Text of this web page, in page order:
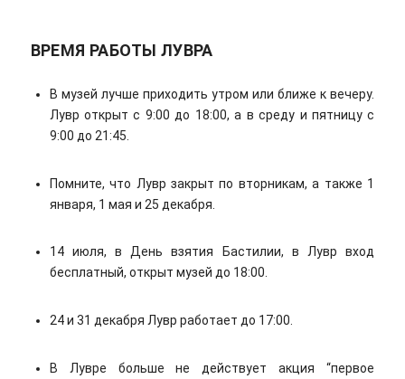
ВРЕМЯ РАБОТЫ ЛУВРА
В музей лучше приходить утром или ближе к вечеру.
Лувр открыт с 9:00 до 18:00, а в среду и пятницу с
9:00 до 21:45.
Помните, что Лувр закрыт по вторникам, а также 1
января, 1 мая и 25 декабря.
14 июля, в День взятия Бастилии, в Лувр вход
бесплатный, открыт музей до 18:00.
24 и 31 декабря Лувр работает до 17:00.
В Лувре больше не действует акция “первое